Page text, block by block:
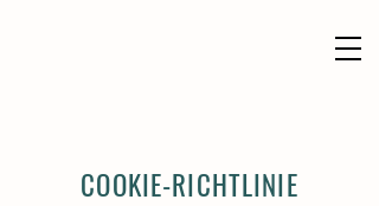
COOKIE-RICHTLINIE